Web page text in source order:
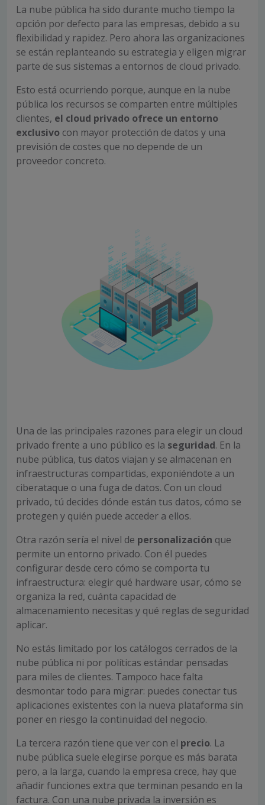
La nube pública ha sido durante mucho tiempo la
opción por defecto para las empresas, debido a su
flexibilidad y rapidez. Pero ahora las organizaciones
se están replanteando su estrategia y eligen migrar
parte de sus sistemas a entornos de cloud privado.
Esto está ocurriendo porque, aunque en la nube
pública los recursos se comparten entre múltiples
clientes, el cloud privado ofrece un entorno
exclusivo con mayor protección de datos y una
previsión de costes que no depende de un
proveedor concreto.
Una de las principales razones para elegir un cloud
privado frente a uno público es la seguridad. En la
nube pública, tus datos viajan y se almacenan en
infraestructuras compartidas, exponiéndote a un
ciberataque o una fuga de datos. Con un cloud
privado, tú decides dónde están tus datos, cómo se
protegen y quién puede acceder a ellos.
Otra razón sería el nivel de personalización que
permite un entorno privado. Con él puedes
configurar desde cero cómo se comporta tu
infraestructura: elegir qué hardware usar, cómo se
organiza la red, cuánta capacidad de
almacenamiento necesitas y qué reglas de seguridad
aplicar.
No estás limitado por los catálogos cerrados de la
nube pública ni por políticas estándar pensadas
para miles de clientes. Tampoco hace falta
desmontar todo para migrar: puedes conectar tus
aplicaciones existentes con la nueva plataforma sin
poner en riesgo la continuidad del negocio.
La tercera razón tiene que ver con el precio. La
nube pública suele elegirse porque es más barata
pero, a la larga, cuando la empresa crece, hay que
añadir funciones extra que terminan pesando en la
factura. Con una nube privada la inversión es